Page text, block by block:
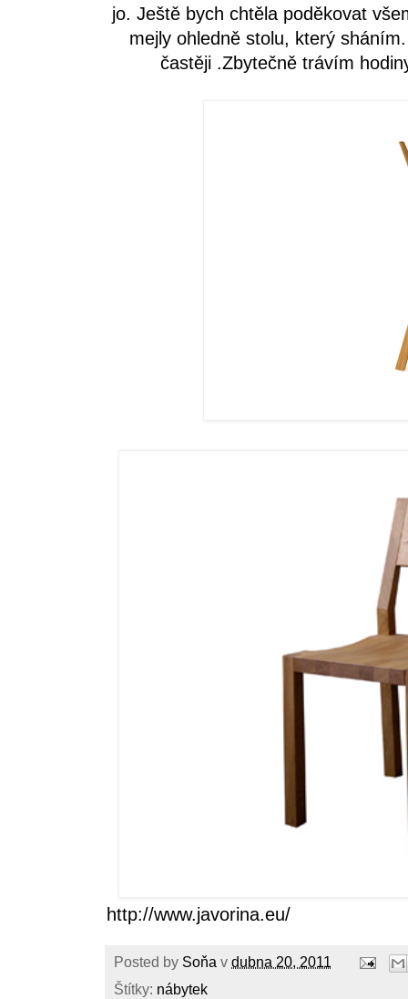
jo. Ještě bych chtěla poděkovat
mejly ohledně stolu, který
častěji .Zbytečně trávím
http://www.javorina.eu/
Posted by Soňa v dubna 20, 2011
Štítky: nábytek